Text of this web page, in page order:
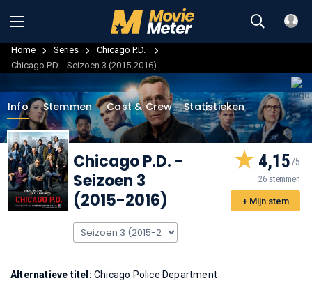
Home Series
Chicago P.D.
Chicago P.D. - Seizoen 3 (2015-2016)
Info Stemmen Cast & Crew Statistieken
Chicago P.D. -
Seizoen 3
(2015-2016)
4,15
26 stemmen
+ Mijn stem
Alternatieve titel: Chicago Police Department